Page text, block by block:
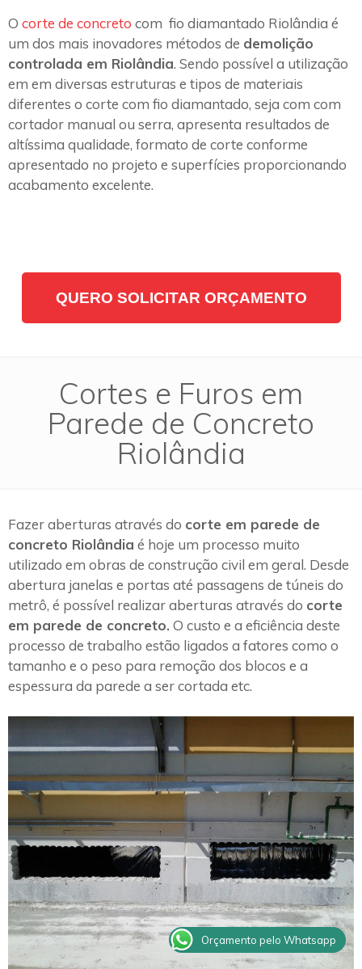
O corte de concreto com fio diamantado Riolândia é
um dos mais inovadores métodos de demolição
controlada em Riolândia. Sendo possível a utilização
em em diversas estruturas e tipos de materiais
diferentes o corte com fio diamantado, seja com com
cortador manual ou serra, apresenta resultados de
altíssima qualidade, formato de corte conforme
apresentado no projeto e superfícies proporcionando
acabamento excelente.
QUERO SOLICITAR ORÇAMENTO
Cortes e Furos em
Parede de Concreto
Riolândia
Fazer aberturas através do corte em parede de
concreto Riolândia é hoje um processo muito
utilizado em obras de construção civil em geral. Desde
abertura janelas e portas até passagens de túneis do
metrô, é possível realizar aberturas através do corte
em parede de concreto. O custo e a eficiência deste
processo de trabalho estão ligados a fatores como o
tamanho e o peso para remoção dos blocos e a
espessura da parede a ser cortada etc.
Orçamento pelo Whatsapp